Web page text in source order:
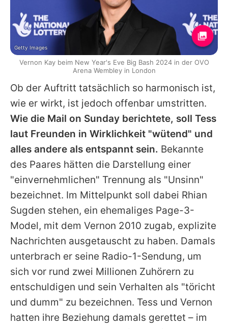
Ob der Auftritt tatsächlich so harmonisch ist,
wie er wirkt, ist jedoch offenbar umstritten.
Wie die Mail on Sunday berichtete, soll Tess
laut Freunden in Wirklichkeit "wütend" und
alles andere als entspannt sein. Bekannte
des Paares hätten die Darstellung einer
"einvernehmlichen" Trennung als "Unsinn"
bezeichnet. Im Mittelpunkt soll dabei Rhian
Sugden stehen, ein ehemaliges Page-3-
Model, mit dem Vernon 2010 zugab, explizite
Nachrichten ausgetauscht zu haben. Damals
unterbrach er seine Radio-1-Sendung, um
sich vor rund zwei Millionen Zuhörern zu
entschuldigen und sein Verhalten als "töricht
und dumm" zu bezeichnen. Tess und Vernon
hatten ihre Beziehung damals gerettet – im
Getty Images
Vernon Kay beim New Year's Eve Big Bash 2024 in der OVO
Arena Wembley in London